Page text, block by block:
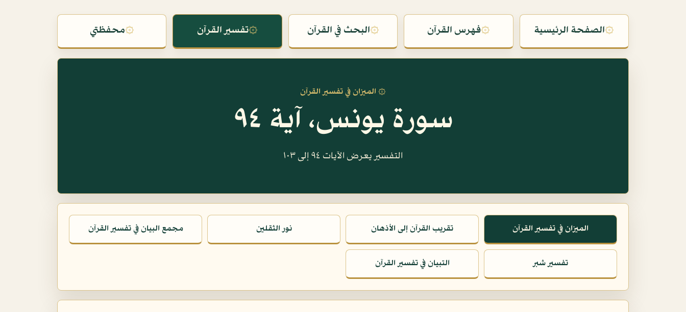
۞الصفحة الرئيسية ۞فهرس القرآن ۞البحث في القرآن ۞تفسير القرآن ۞محفظتي
۞ الميزان في تفسير القرآن
سورة يونس، آية ٩٤
التفسير يعرض الآيات ٩٤ إلى ١٠٣
الميزان في تفسير القرآن تقريب القرآن إلى الأذهان نور الثقلين مجمع البيان في تفسير القرآن
تفسير شبر التبيان في تفسير القرآن